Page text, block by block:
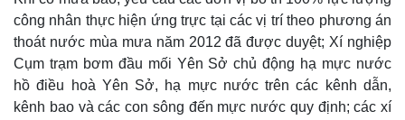
công nhân thực hiện ứng trực tại các vị trí theo phương án
thoát nước mùa mưa năm 2012 đã được duyệt; Xí nghiệp
Cụm trạm bơm đầu mối Yên Sở chủ động hạ mực nước
hồ điều hoà Yên Sở, hạ mực nước trên các kênh dẫn,
kênh bao và các con sông đến mực nước quy định; các xí